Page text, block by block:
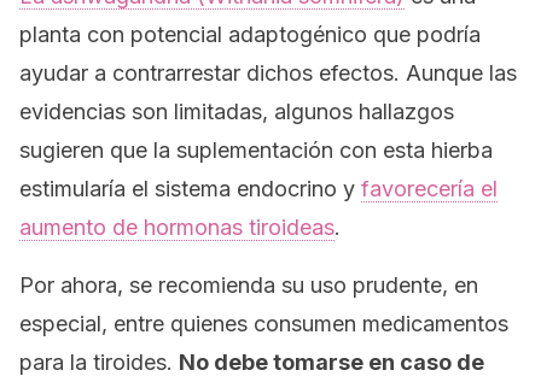
planta con potencial adaptogénico que podría
ayudar a contrarrestar dichos efectos. Aunque las
evidencias son limitadas, algunos hallazgos
sugieren que la suplementación con esta hierba
estimularía el sistema endocrino y favorecería el
aumento de hormonas tiroideas.
Por ahora, se recomienda su uso prudente, en
especial, entre quienes consumen medicamentos
para la tiroides. No debe tomarse en caso de